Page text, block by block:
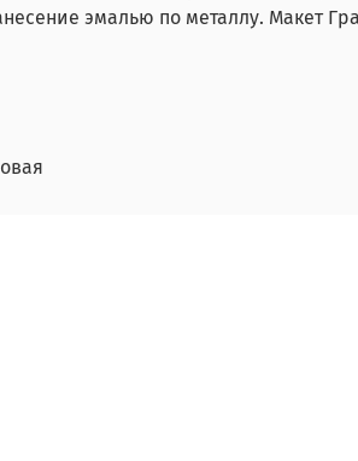
эмалью по металлу. Макет